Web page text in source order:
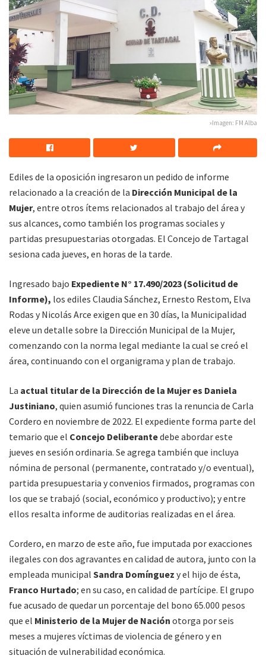
»Imagen: FM Alba
Ediles de la oposición ingresaron un pedido de informe
relacionado a la creación de la Dirección Municipal de la
Mujer, entre otros ítems relacionados al trabajo del área y
sus alcances, como también los programas sociales y
partidas presupuestarias otorgadas. El Concejo de Tartagal
sesiona cada jueves, en horas de la tarde.
Ingresado bajo Expediente N° 17.490/2023 (Solicitud de
Informe), los ediles Claudia Sánchez, Ernesto Restom, Elva
Rodas y Nicolás Arce exigen que en 30 días, la Municipalidad
eleve un detalle sobre la Dirección Municipal de la Mujer,
comenzando con la norma legal mediante la cual se creó el
área, continuando con el organigrama y plan de trabajo.
La actual titular de la Dirección de la Mujer es Daniela
Justiniano, quien asumió funciones tras la renuncia de Carla
Cordero en noviembre de 2022. El expediente forma parte del
temario que el Concejo Deliberantedebe abordar este
jueves en sesión ordinaria. Se agrega también que incluya
nómina de personal (permanente, contratado y/o eventual),
partida presupuestaria y convenios firmados, programas con
los que se trabajó (social, económico y productivo); y entre
ellos resalta informe de auditorias realizadas en el área.
Cordero, en marzo de este año, fue imputada por exacciones
ilegales con dos agravantes en calidad de autora, junto con la
empleada municipal Sandra Domínguez y el hijo de ésta,
Franco Hurtado; en su caso, en calidad de partícipe. El grupo
fue acusado de quedar un porcentaje del bono 65.000 pesos
que el Ministerio de la Mujer de Nación otorga por seis
meses a mujeres víctimas de violencia de género y en
situación de vulnerabilidad económica.